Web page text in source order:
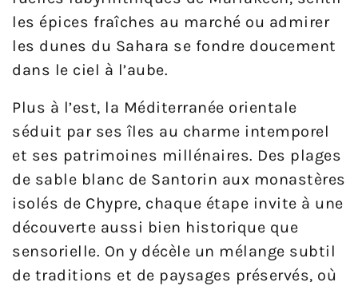
les épices fraîches au marché ou admirer
les dunes du Sahara se fondre doucement
dans le ciel à l’aube.
Plus à l’est, la Méditerranée orientale
séduit par ses îles au charme intemporel
et ses patrimoines millénaires. Des plages
de sable blanc de Santorin aux monastères
isolés de Chypre, chaque étape invite à une
découverte aussi bien historique que
sensorielle. On y décèle un mélange subtil
de traditions et de paysages préservés, où